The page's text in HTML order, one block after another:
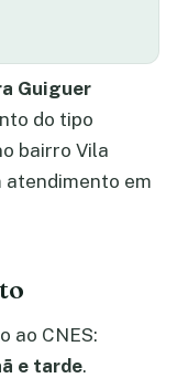
Guiguer
do tipo
bairro Vila
atendimento em
ao CNES:
e tarde.